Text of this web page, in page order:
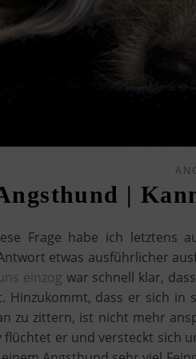
|
Frage habe ich letztens
etwas ausführlicher
einzog war schnell klar,
Hinzukommt, dass er sich in
zu zittern, ist nicht mehr
er und versteckt sich